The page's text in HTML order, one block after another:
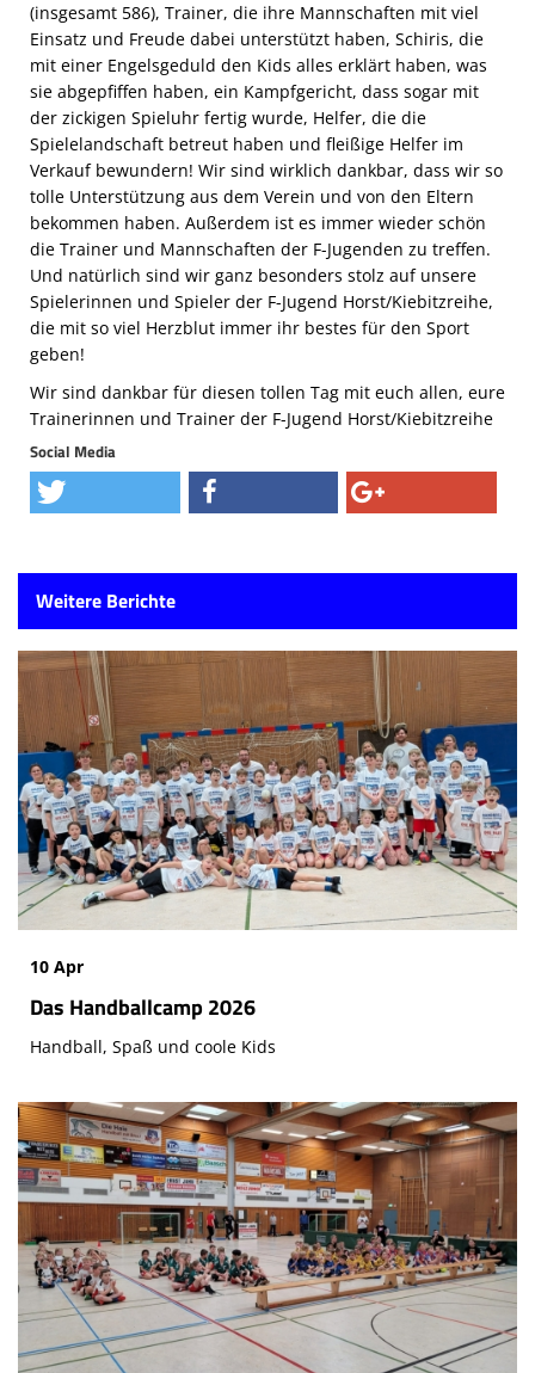
(insgesamt 586), Trainer, die ihre Mannschaften mit viel
Einsatz und Freude dabei unterstützt haben, Schiris, die
mit einer Engelsgeduld den Kids alles erklärt haben, was
sie abgepfiffen haben, ein Kampfgericht, dass sogar mit
der zickigen Spieluhr fertig wurde, Helfer, die die
Spielelandschaft betreut haben und fleißige Helfer im
Verkauf bewundern! Wir sind wirklich dankbar, dass wir so
tolle Unterstützung aus dem Verein und von den Eltern
bekommen haben. Außerdem ist es immer wieder schön
die Trainer und Mannschaften der F-Jugenden zu treffen.
Und natürlich sind wir ganz besonders stolz auf unsere
Spielerinnen und Spieler der F-Jugend Horst/Kiebitzreihe,
die mit so viel Herzblut immer ihr bestes für den Sport
geben!
Wir sind dankbar für diesen tollen Tag mit euch allen, eure
Trainerinnen und Trainer der F-Jugend Horst/Kiebitzreihe
Social Media
Weitere Berichte
10 Apr
Das Handballcamp 2026
Handball, Spaß und coole Kids